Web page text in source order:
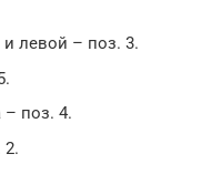
левой – поз. 3.
– поз. 4.
2.